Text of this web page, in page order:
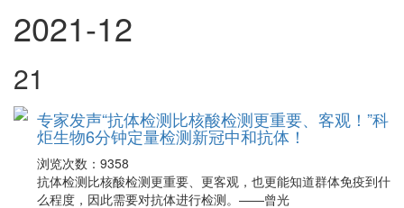
2021-12
21
专家发声“抗体检测比核酸检测更重要、客观！”科
炬生物6分钟定量检测新冠中和抗体！
浏览次数： 9358
抗体检测比核酸检测更重要、更客观，也更能知道群体免疫到什
么程度，因此需要对抗体进行检测。——曾光